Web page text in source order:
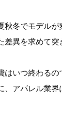
秋冬でモデルが
差異を求めて突
はいつ終わるの
、アパレル業界